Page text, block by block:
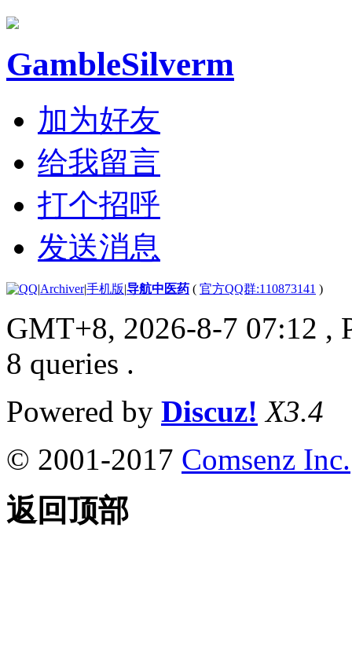
GambleSilverm
加为好友
给我留言
打个招呼
发送消息
|Archiver|手机版|导航中医药 ( 官方QQ群:110873141 )
GMT+8, 2026-8-7 07:12 ,
8 queries .
Powered by Discuz! X3.4
© 2001-2017 Comsenz Inc.
返回顶部